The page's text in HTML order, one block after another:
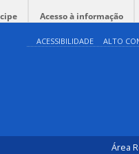
Acesso à informação
ACESSIBILIDADE ALTO
Área